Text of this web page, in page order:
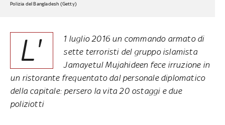
Polizia del Bangladesh (Getty)
L' 1 luglio 2016un commando armato di
sette terroristi del gruppo islamista
Jamayetul Mujahideen fece irruzione in
un ristorante frequentato dal personale diplomatico
della capitale: persero la vita 20 ostaggi e due
poliziotti